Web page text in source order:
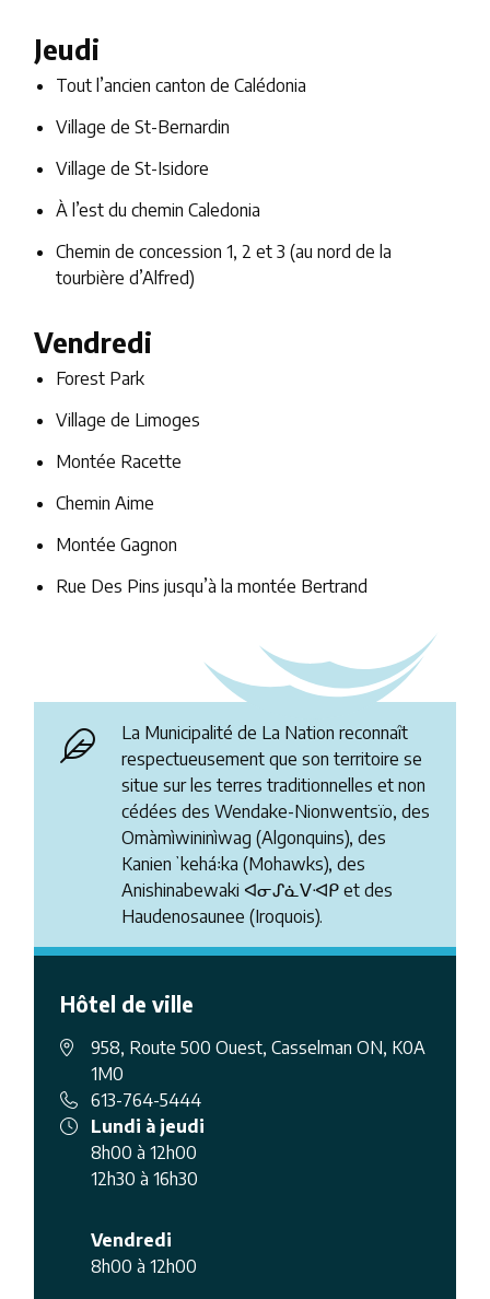
Jeudi
Tout l’ancien canton de Calédonia
Village de St-Bernardin
Village de St-Isidore
À l’est du chemin Caledonia
Chemin de concession 1, 2 et 3 (au nord de la
tourbière d’Alfred)
Vendredi
Forest Park
Village de Limoges
Montée Racette
Chemin Aime
Montée Gagnon
Rue Des Pins jusqu’à la montée Bertrand
La Municipalité de La Nation reconnaît
respectueusement que son territoire se
situe sur les terres traditionnelles et non
cédées des Wendake-Nionwentsïo, des
Omàmìwininìwag (Algonquins), des
Kanienʼkehá꞉ka (Mohawks), des
Anishinabewaki ᐊᓂᔑᓈᐯᐗᑭ et des
Haudenosaunee (Iroquois).
Hôtel de ville
958, Route 500 Ouest, Casselman ON, K0A
1M0
613-764-5444
Lundi à jeudi
8h00 à 12h00
12h30 à 16h30
Vendredi
8h00 à 12h00